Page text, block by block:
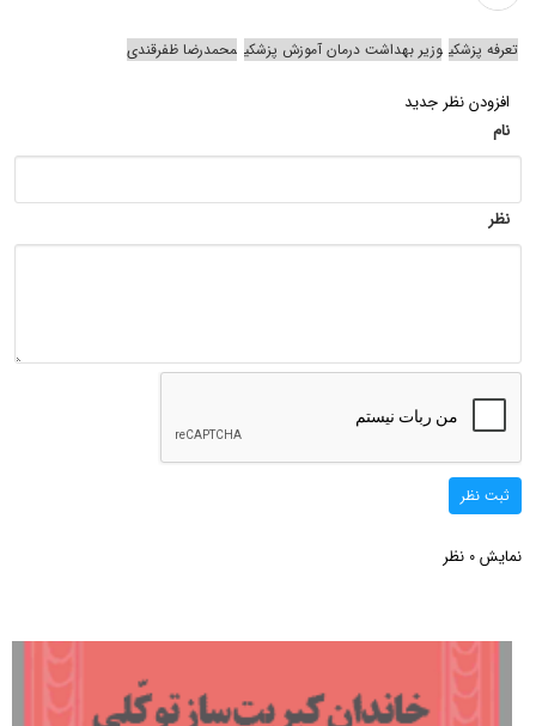
تعرفه پزشکی وزیر بهداشت درمان آموزش پزشکی محمدرضا ظفرقندی
افزودن نظر جدید
نام
نظر
ثبت نظر
نمایش 0 نظر